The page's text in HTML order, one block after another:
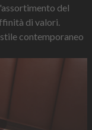
del
di valori.
contemporaneo